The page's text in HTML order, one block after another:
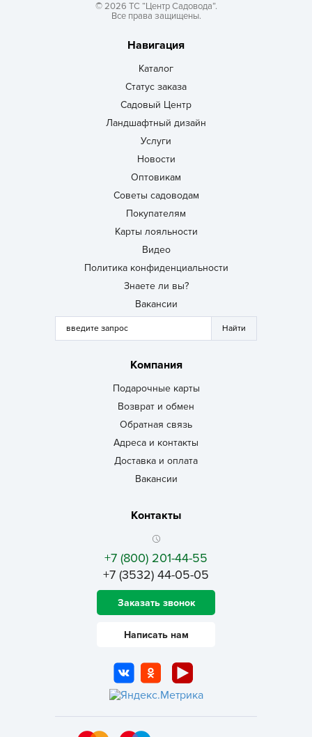
© 2026 ТС “Центр Садовода”.
Все права защищены.
Навигация
Каталог
Статус заказа
Садовый Центр
Ландшафтный дизайн
Услуги
Новости
Оптовикам
Советы садоводам
Покупателям
Карты лояльности
Видео
Политика конфиденциальности
Знаете ли вы?
Вакансии
Компания
Подарочные карты
Возврат и обмен
Обратная связь
Адреса и контакты
Доставка и оплата
Вакансии
Контакты
+7 (800) 201-44-55
+7 (3532) 44-05-05
Заказать звонок
Написать нам